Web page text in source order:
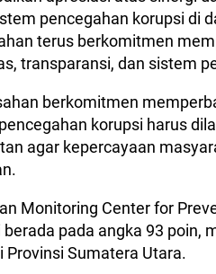
pencegahan korupsi di
terus berkomitmen
transparansi, dan sistem
berkomitmen
korupsi harus
agar kepercayaan
Monitoring Center for
pada angka 93 poin,
Sumatera Utara.